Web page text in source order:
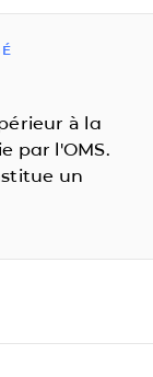
à la
par l'OMS.
un